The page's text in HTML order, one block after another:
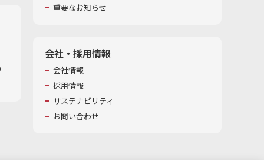
重要なお知らせ
会社・採用情報
会社情報
採用情報
サステナビリティ
お問い合わせ